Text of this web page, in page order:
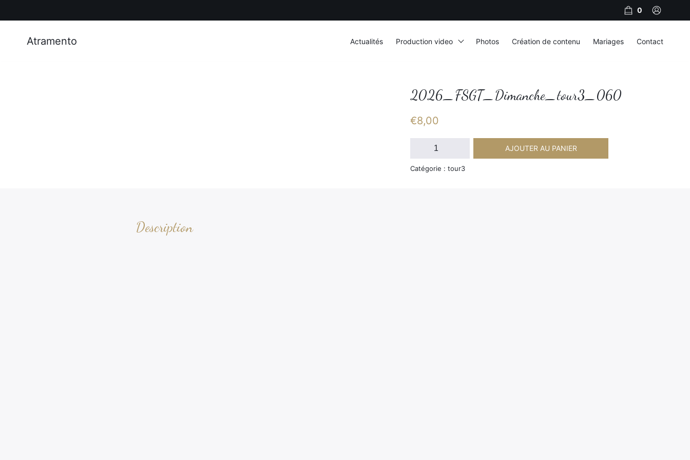
2026_FSGT_Dimanche_tour3_060
€8,00
quantité
2026_FSGT_Dimanche_tour3_060
AJOUTER AU PANIER
Catégorie : tour3
Description
0
Atramento Actualités Production video Photos Création de contenu Mariages Contact